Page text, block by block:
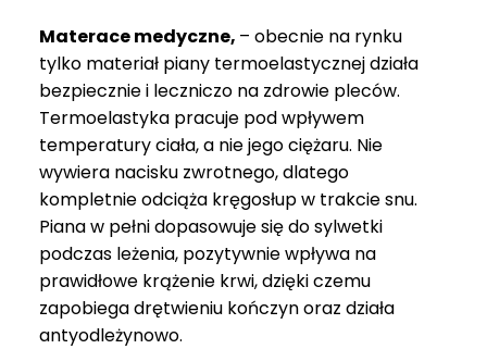
Materace medyczne, – obecnie na rynku
tylko materiał piany termoelastycznej działa
bezpiecznie i leczniczo na zdrowie pleców.
Termoelastyka pracuje pod wpływem
temperatury ciała, a nie jego ciężaru. Nie
wywiera nacisku zwrotnego, dlatego
kompletnie odciąża kręgosłup w trakcie snu.
Piana w pełni dopasowuje się do sylwetki
podczas leżenia, pozytywnie wpływa na
prawidłowe krążenie krwi, dzięki czemu
zapobiega drętwieniu kończyn oraz działa
antyodleżynowo.